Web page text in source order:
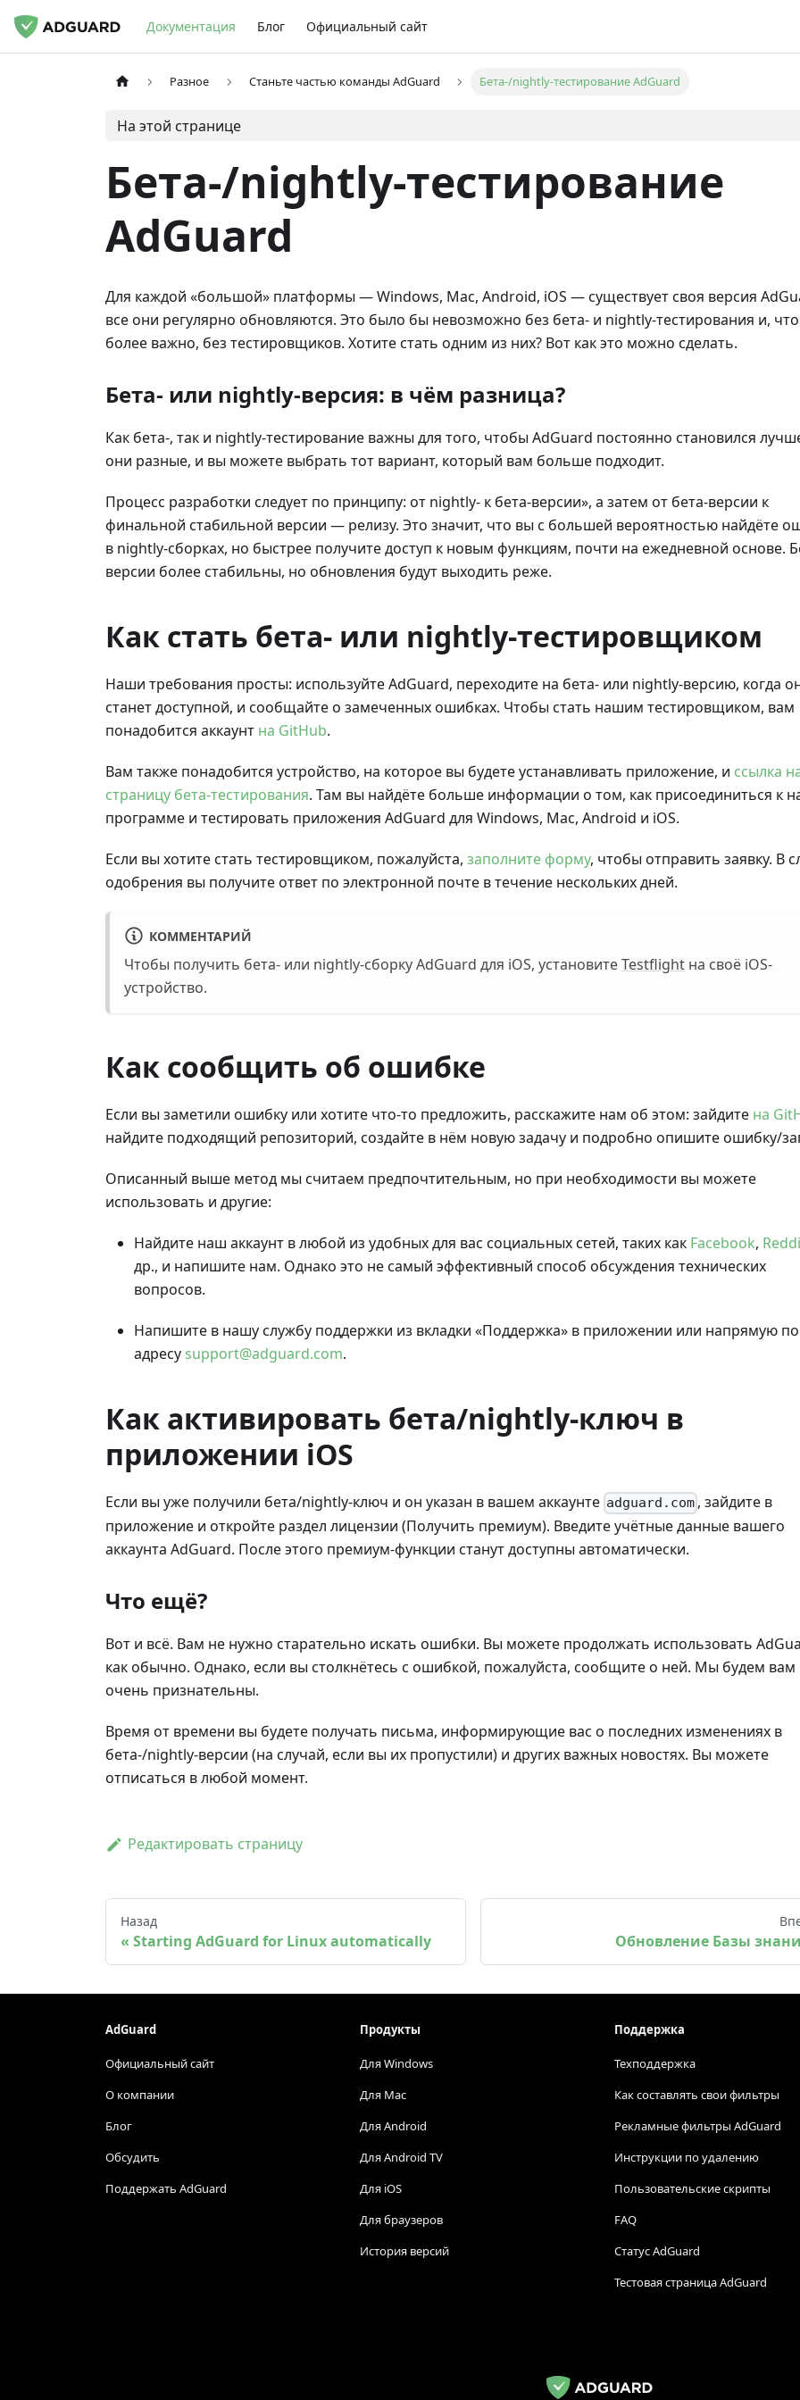
Документация Блог Официальный сайт
Разное Станьте частью команды AdGuard Бета-/nightly-тестирование AdGuard
На этой странице
Бета-/nightly-тестирование
AdGuard
Для каждой «большой» платформы — Windows, Mac, Android, iOS — существует своя версия
все они регулярно обновляются. Это было бы невозможно без бета- и nightly-тестирования и, что
более важно, без тестировщиков. Хотите стать одним из них? Вот как это можно сделать.
Бета- или nightly-версия: в чём разница?
Как бета-, так и nightly-тестирование важны для того, чтобы AdGuard постоянно становился
они разные, и вы можете выбрать тот вариант, который вам больше подходит.
Процесс разработки следует по принципу: от nightly- к бета-версии», а затем от бета-версии к
финальной стабильной версии — релизу. Это значит, что вы с большей вероятностью найдёте
в nightly-сборках, но быстрее получите доступ к новым функциям, почти на ежедневной основе.
версии более стабильны, но обновления будут выходить реже.
Как стать бета- или nightly-тестировщиком
Наши требования просты: используйте AdGuard, переходите на бета- или nightly-версию, когда
станет доступной, и сообщайте о замеченных ошибках. Чтобы стать нашим тестировщиком, вам
понадобится аккаунт на GitHub.
Вам также понадобится устройство, на которое вы будете устанавливать приложение, и ссылка
страницу бета-тестирования. Там вы найдёте больше информации о том, как присоединиться к
программе и тестировать приложения AdGuard для Windows, Mac, Android и iOS.
Если вы хотите стать тестировщиком, пожалуйста, заполните форму, чтобы отправить заявку. В
одобрения вы получите ответ по электронной почте в течение нескольких дней.
КОММЕНТАРИЙ
Чтобы получить бета- или nightly-сборку AdGuard для iOS, установитеTestflight на своё iOS-
устройство.
Как сообщить об ошибке
Если вы заметили ошибку или хотите что-то предложить, расскажите нам об этом: зайдите на
найдите подходящий репозиторий, создайте в нём новую задачу и подробно опишите ошибку/
Описанный выше метод мы считаем предпочтительным, но при необходимости вы можете
использовать и другие:
Найдите наш аккаунт в любой из удобных для вас социальных сетей, таких как Facebook,
др., и напишите нам. Однако это не самый эффективный способ обсуждения технических
вопросов.
Напишите в нашу службу поддержки из вкладки «Поддержка» в приложении или напрямую по
адресу support@adguard.com.
Как активировать бета/nightly-ключ в
приложении iOS
Если вы уже получили бета/nightly-ключ и он указан в вашем аккаунте adguard.com , зайдите в
приложение и откройте раздел лицензии (Получить премиум). Введите учётные данные вашего
аккаунта AdGuard. После этого премиум-функции станут доступны автоматически.
Что ещё?
Вот и всё. Вам не нужно старательно искать ошибки. Вы можете продолжать использовать
как обычно. Однако, если вы столкнётесь с ошибкой, пожалуйста, сообщите о ней. Мы будем вам
очень признательны.
Время от времени вы будете получать письма, информирующие вас о последних изменениях в
бета-/nightly-версии (на случай, если вы их пропустили) и других важных новостях. Вы можете
отписаться в любой момент.
Редактировать страницу
Назад
Starting AdGuard for Linux automatically Обновление Базы
AdGuard
Официальный сайт
О компании
Блог
Обсудить
Поддержать AdGuard
Продукты
Для Windows
Для Mac
Для Android
Для Android TV
Для iOS
Для браузеров
История версий
Поддержка
Техподдержка
Как составлять свои фильтры
Рекламные фильтры AdGuard
Инструкции по удалению
Пользовательские скрипты
FAQ
Статус AdGuard
Тестовая страница AdGuard